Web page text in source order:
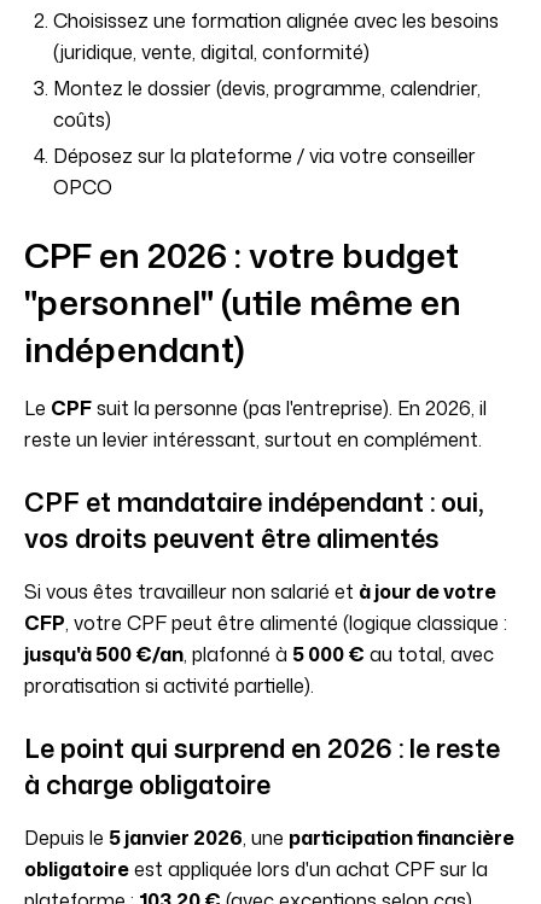
Choisissez une formation alignée avec les besoins
(juridique, vente, digital, conformité)
Montez le dossier (devis, programme, calendrier,
coûts)
Déposez sur la plateforme / via votre conseiller
OPCO
CPF en 2026 : votre budget
"personnel" (utile même en
indépendant)
Le CPFsuit la personne (pas l'entreprise). En 2026, il
reste un levier intéressant, surtout en complément.
CPF et mandataire indépendant : oui,
vos droits peuvent être alimentés
Si vous êtes travailleur non salarié et à jour de votre
CFP, votre CPF peut être alimenté (logique classique :
jusqu'à 500 €/an, plafonné à 5 000 € au total, avec
proratisation si activité partielle).
Le point qui surprend en 2026 : le reste
à charge obligatoire
Depuis le 5 janvier 2026, une participation financière
obligatoireest appliquée lors d'un achat CPF sur la